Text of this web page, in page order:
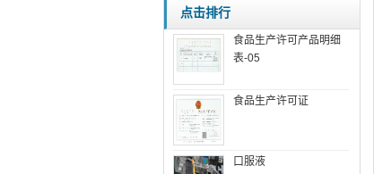
点击排行
食品生产许可产品明细
表-05
食品生产许可证
口服液